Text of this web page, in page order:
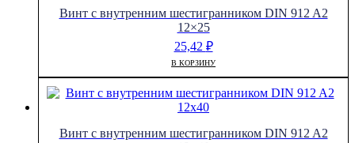
Винт с внутренним шестигранником DIN 912 A2
12×25
25,42 ₽
В КОРЗИНУ
Винт с внутренним шестигранником DIN 912 A2